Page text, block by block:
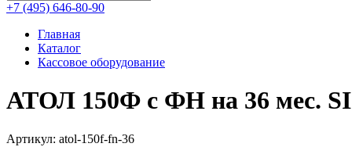
+7 (495) 646-80-90
Главная
Каталог
Кассовое оборудование
АТОЛ 150Ф с ФН на 36 мес.
Артикул: atol-150f-fn-36